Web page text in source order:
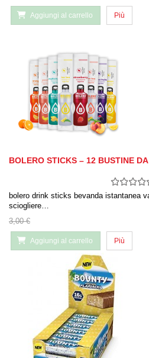
Aggiungi al carrello Più
BOLERO STICKS – 12 BUSTINE
bolero drink sticks bevanda istantanea
sciogliere…
3,00 €
Aggiungi al carrello Più